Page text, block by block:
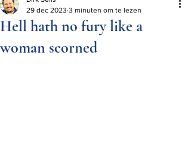
Hell hath no fury like a
woman scorned
29 dec 2023 3 minuten om te lezen